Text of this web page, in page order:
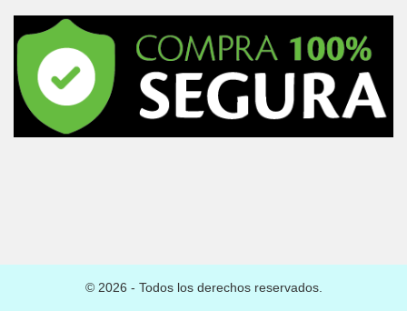
© 2026 - Todos los derechos reservados.